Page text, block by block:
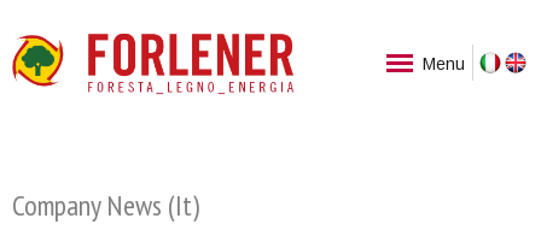
Menu
Company News (It)